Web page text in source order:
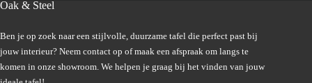
Oak & Steel
Ben je op zoek naar een stijlvolle, duurzame tafel die perfect past bij
jouw interieur? Neem contact op of maak een afspraak om langs te
komen in onze showroom. We helpen je graag bij het vinden van jouw